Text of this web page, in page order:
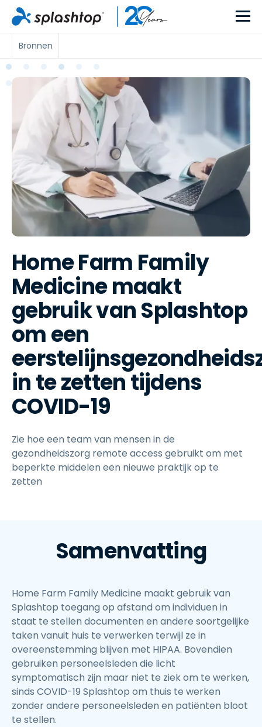
Bronnen
Home Farm Family
Medicine maakt
gebruik van Splashtop
om een
in te zetten tijdens
COVID-19
Zie hoe een team van mensen in de
gezondheidszorg remote access gebruikt om met
beperkte middelen een nieuwe praktijk op te
zetten
Samenvatting
Home Farm Family Medicine maakt gebruik van
Splashtop toegang op afstand om individuen in
staat te stellen documenten en andere soortgelijke
taken vanuit huis te verwerken terwijl ze in
overeenstemming blijven met HIPAA. Bovendien
gebruiken personeelsleden die licht
symptomatisch zijn maar niet te ziek om te werken,
sinds COVID-19 Splashtop om thuis te werken
zonder andere personeelsleden en patiënten bloot
te stellen.